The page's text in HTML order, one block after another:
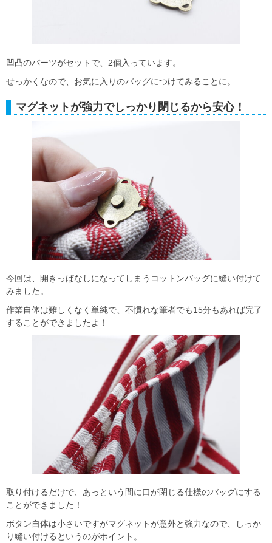
凹凸のパーツがセットで、2個入っています。
せっかくなので、お気に入りのバッグにつけてみることに。
マグネットが強力でしっかり閉じるから安心！
今回は、開きっぱなしになってしまうコットンバッグに縫い付けて
みました。
作業自体は難しくなく単純で、不慣れな筆者でも15分もあれば完了
することができましたよ！
取り付けるだけで、あっという間に口が閉じる仕様のバッグにする
ことができました！
ボタン自体は小さいですがマグネットが意外と強力なので、しっか
り縫い付けるというのがポイント。